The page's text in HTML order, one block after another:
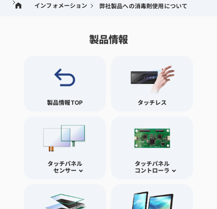
インフォメーション 弊社製品への消毒剤使用について
製品情報
製品情報TOP タッチレス
タッチパネル
センサー
タッチパネル
コントローラ